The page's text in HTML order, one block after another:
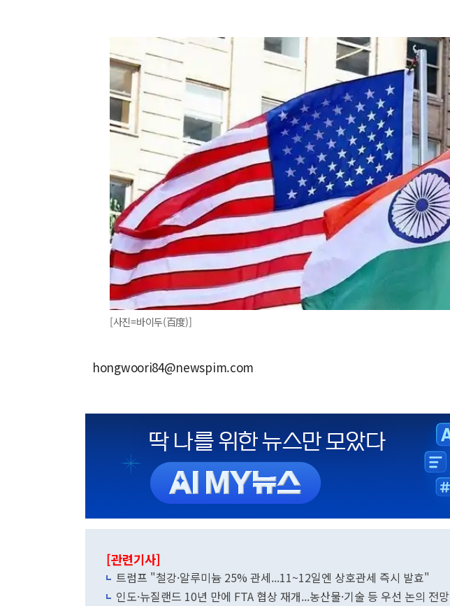
[사진=바이두(百度)]
hongwoori84@newspim.com
[관련기사]
트럼프 "철강·알루미늄 25% 관세...11~12일엔 상호관세 즉시 발효"
인도·뉴질랜드 10년 만에 FTA 협상 재개...농산물·기술 등 우선 논의 전망